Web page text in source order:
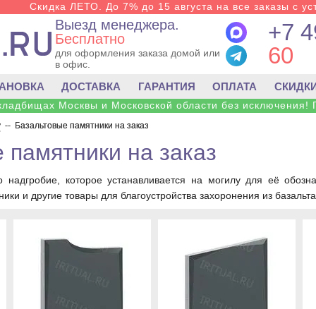
Скидка ЛЕТО. До 7% до 15 августа на все заказы с
Выезд менеджера.
Бесплатно
для оформления заказа домой или
в офис.
+7
60
ДОСТАВКА ГАРАНТИЯ ОПЛАТА
Москвы и Московской области без исключения!
-- Базальтовые памятники на заказ
на заказ
надгробие, которое устанавливается на могилу для её
и другие товары для благоустройства захоронения из